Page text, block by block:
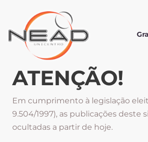
ATENÇÃO!
Em cumprimento à legislação
9.504/1997), as publicações deste
ocultadas a partir de hoje.